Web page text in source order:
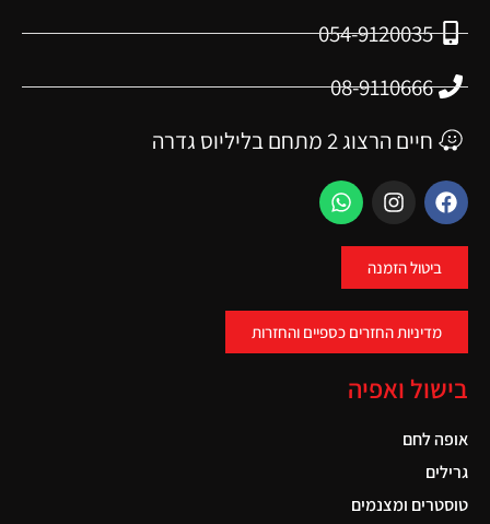
054-9120035
08-9110666
חיים הרצוג 2 מתחם בליליוס גדרה
ביטול הזמנה
מדיניות החזרים כספיים והחזרות
בישול ואפיה
אופה לחם
גרילים
טוסטרים ומצנמים